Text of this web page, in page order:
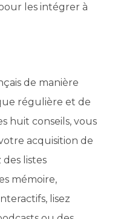
les intégrer à
de manière
régulière et de
huit conseils, vous
acquisition de
listes
mémoire,
lisez